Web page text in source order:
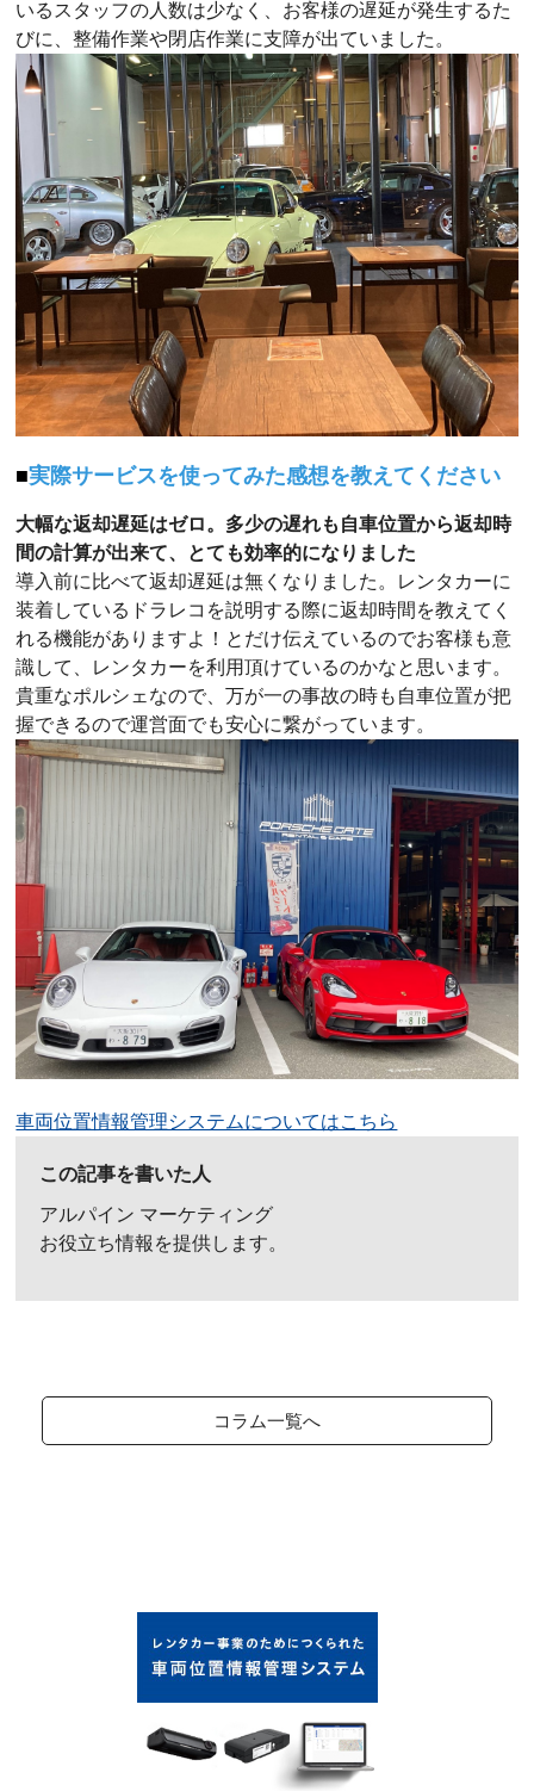
いるスタッフの人数は少なく、お客様の遅延が発生するた
びに、整備作業や閉店作業に支障が出ていました。
実際サービスを使ってみた感想を教えてください
大幅な返却遅延はゼロ。多少の遅れも自車位置から返却時
間の計算が出来て、とても効率的になりました
導入前に比べて返却遅延は無くなりました。レンタカーに
装着しているドラレコを説明する際に返却時間を教えてく
れる機能がありますよ！とだけ伝えているのでお客様も意
識して、レンタカーを利用頂けているのかなと思います。
貴重なポルシェなので、万が一の事故の時も自車位置が把
握できるので運営面でも安心に繋がっています。
車両位置情報管理システムについてはこちら
この記事を書いた人
アルパイン マーケティング
お役立ち情報を提供します。
コラム一覧へ